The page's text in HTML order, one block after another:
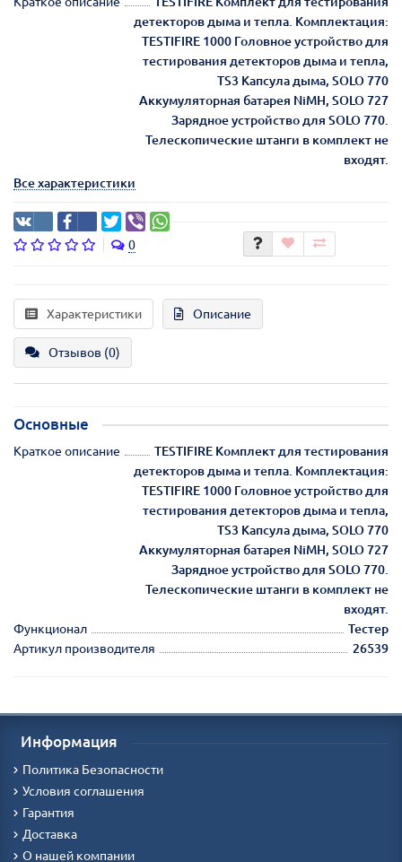
детекторов дыма и тепла. Комплектация:
TESTIFIRE 1000 Головное устройство для
тестирования детекторов дыма и тепла,
TS3 Капсула дыма, SOLO 770
Аккумуляторная батарея NiMH, SOLO 727
Зарядное устройство для SOLO 770.
Телескопические штанги в комплект не
входят.
Все характеристики
0
Характеристики Описание
Отзывов (0)
Основные
Краткое описание
TESTIFIRE Комплект для тестирования
детекторов дыма и тепла. Комплектация:
TESTIFIRE 1000 Головное устройство для
тестирования детекторов дыма и тепла,
TS3 Капсула дыма, SOLO 770
Аккумуляторная батарея NiMH, SOLO 727
Зарядное устройство для SOLO 770.
Телескопические штанги в комплект не
входят.
Функционал
Тестер
Артикул производителя
26539
Информация
Политика Безопасности
Условия соглашения
Гарантия
Доставка
О нашей компании